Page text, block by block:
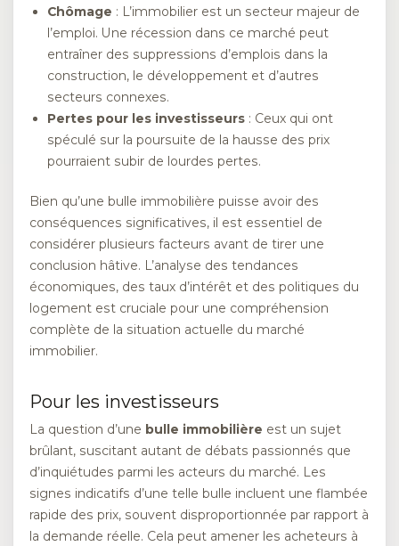
Chômage : L’immobilier est un secteur majeur de
l’emploi. Une récession dans ce marché peut
entraîner des suppressions d’emplois dans la
construction, le développement et d’autres
secteurs connexes.
Pertes pour les investisseurs : Ceux qui ont
spéculé sur la poursuite de la hausse des prix
pourraient subir de lourdes pertes.
Bien qu’une bulle immobilière puisse avoir des
conséquences significatives, il est essentiel de
considérer plusieurs facteurs avant de tirer une
conclusion hâtive. L’analyse des tendances
économiques, des taux d’intérêt et des politiques du
logement est cruciale pour une compréhension
complète de la situation actuelle du marché
immobilier.
Pour les investisseurs
La question d’une bulle immobilière est un sujet
brûlant, suscitant autant de débats passionnés que
d’inquiétudes parmi les acteurs du marché. Les
signes indicatifs d’une telle bulle incluent une flambée
rapide des prix, souvent disproportionnée par rapport à
la demande réelle. Cela peut amener les acheteurs à